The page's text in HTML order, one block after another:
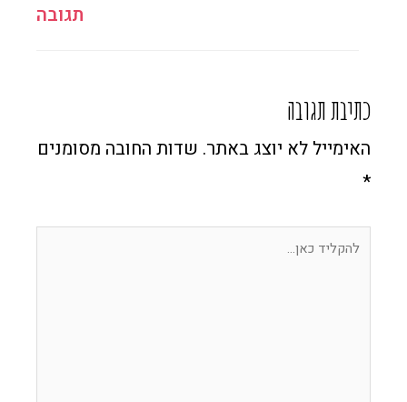
תגובה
כתיבת תגובה
האימייל לא יוצג באתר. שדות החובה מסומנים
*
להקליד